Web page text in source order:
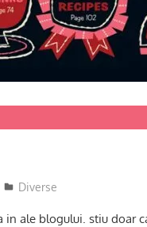
Diverse
in ale blogului. stiu doar